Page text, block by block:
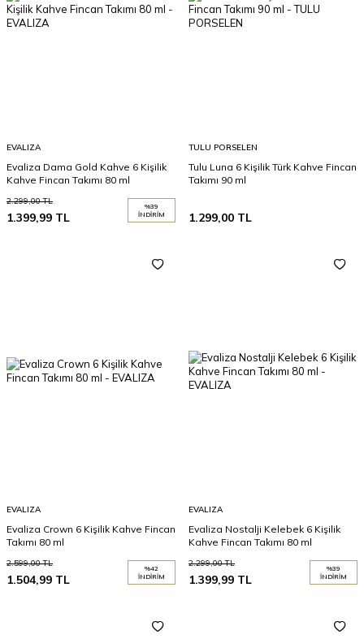
EVALIZA
Evaliza Dama Gold Kahve 6 Kişilik
Kahve Fincan Takımı 80 ml
2.299,00TL
1.399,99 TL
%39
İNDIRIM
TULU PORSELEN
Tulu Luna 6 Kişilik Türk Kahve Fincan
Takımı 90 ml
1.299,00 TL
EVALIZA
Evaliza Crown 6 Kişilik Kahve Fincan
Takımı 80 ml
2.599,00TL
1.504,99 TL
%42
İNDIRIM
EVALIZA
Evaliza Nostalji Kelebek 6 Kişilik
Kahve Fincan Takımı 80 ml
2.299,00TL
1.399,99 TL
%39
İNDIRIM